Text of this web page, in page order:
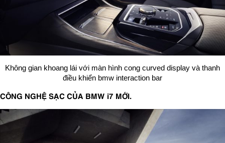
Không gian khoang lái với màn hình cong curved display và thanh
điều khiển bmw interaction bar
CÔNG NGHỆ SẠC CỦA BMW i7 MỚI.